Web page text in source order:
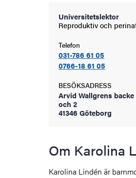
Forskarutbildning
Samverkan och innovation
Om universitetet
Kontakt
Jobba hos oss
Organisation
Vision och värderingar
Universitetslektor
Reproduktiv och
Telefon
031-786 61 05
0766-18 61 05
BESÖKSADRESS
Arvid Wallgrens backe
och 2
41346 Göteborg
Om Karolina
Karolina Lindén är